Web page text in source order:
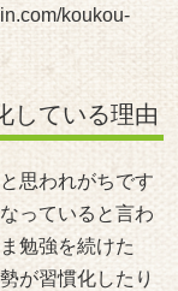
koukou-
している理由
思われがちです
っていると言わ
勉強を続けた
が習慣化したり